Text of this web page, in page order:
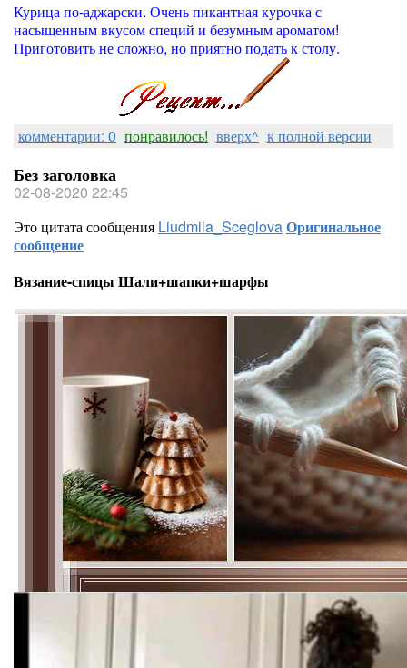
Курица по-аджарски. Очень пикантная курочка с
насыщенным вкусом специй и безумным ароматом!
Приготовить не сложно, но приятно подать к столу.
комментарии: 0 понравилось! вверх^ к полной версии
Без заголовка
02-08-2020 22:45
Это цитата сообщения Liudmila_SceglovaОригинальное
сообщение
Вязание-спицы Шали+шапки+шарфы